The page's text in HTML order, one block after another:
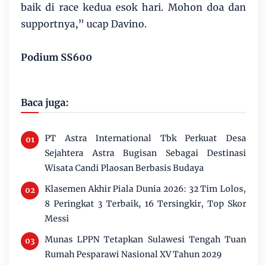
baik di race kedua esok hari. Mohon doa dan
supportnya,” ucap Davino.
Podium SS600
Baca juga:
PT Astra International Tbk Perkuat Desa
Sejahtera Astra Bugisan Sebagai Destinasi
Wisata Candi Plaosan Berbasis Budaya
Klasemen Akhir Piala Dunia 2026: 32 Tim Lolos,
8 Peringkat 3 Terbaik, 16 Tersingkir, Top Skor
Messi
Munas LPPN Tetapkan Sulawesi Tengah Tuan
Rumah Pesparawi Nasional XV Tahun 2029